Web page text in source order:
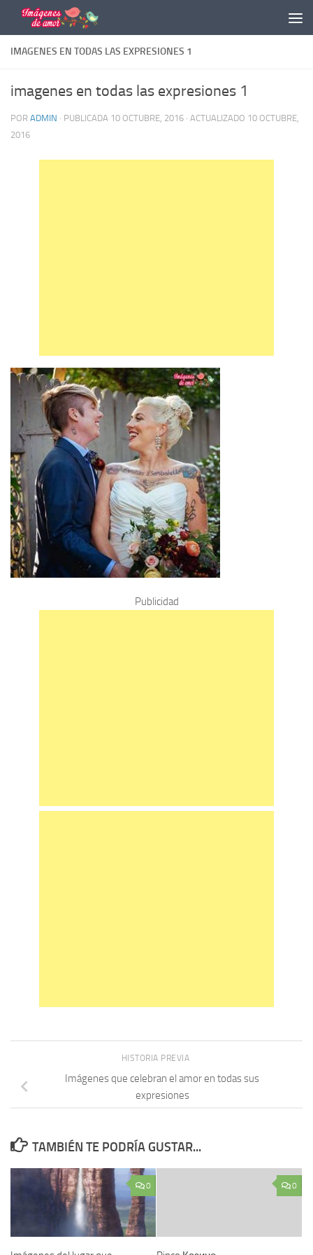
Saltar al contenido
IMAGENES EN TODAS LAS EXPRESIONES 1
imagenes en todas las expresiones 1
POR ADMIN · PUBLICADA 10 OCTUBRE, 2016 · ACTUALIZADO 10 OCTUBRE,
2016
Publicidad
HISTORIA PREVIA
Imágenes que celebran el amor en todas sus
expresiones
TAMBIÉN TE PODRÍA GUSTAR...
0 0